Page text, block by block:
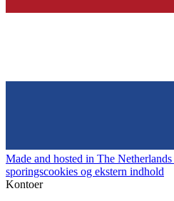
Made and hosted in The Netherlands
sporingscookies og ekstern indhold
Kontoer